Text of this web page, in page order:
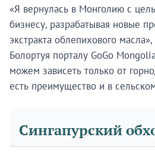
«Я вернулась в Монголию с
бизнесу, разрабатывая новые
экстракта облепихового
Болортуя порталу GoGo
можем зависеть только от
есть преимущество и в
Сингапурский